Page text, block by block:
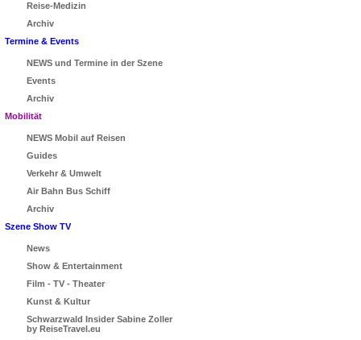
Reise-Medizin
Archiv
Termine & Events
NEWS und Termine in der Szene
Events
Archiv
Mobilität
NEWS Mobil auf Reisen
Guides
Verkehr & Umwelt
Air Bahn Bus Schiff
Archiv
Szene Show TV
News
Show & Entertainment
Film - TV - Theater
Kunst & Kultur
Schwarzwald Insider Sabine Zoller
by ReiseTravel.eu